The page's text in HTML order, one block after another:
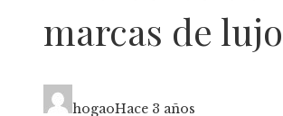
marcas de lujo
hogaoHace 3 años